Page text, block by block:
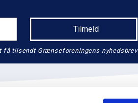
få tilsendt Grænseforeningens nyhedsbrev